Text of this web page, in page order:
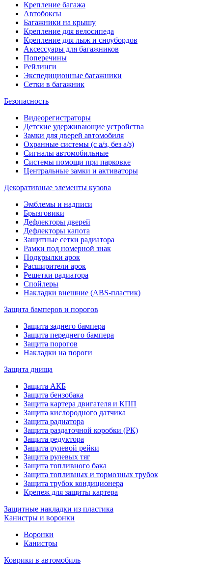
Крепление багажа
Автобоксы
Багажники на крышу
Крепление для велосипеда
Крепление для лыж и сноубордов
Аксессуары для багажников
Поперечины
Рейлинги
Экспедиционные багажники
Сетки в багажник
Безопасность
Видеорегистраторы
Детские удерживающие устройства
Замки для дверей автомобиля
Охранные системы (с а/з, без а/з)
Сигналы автомобильные
Системы помощи при парковке
Центральные замки и активаторы
Декоративные элементы кузова
Эмблемы и надписи
Брызговики
Дефлекторы дверей
Дефлекторы капота
Защитные сетки радиатора
Рамки под номерной знак
Подкрылки арок
Расширители арок
Решетки радиатора
Спойлеры
Накладки внешние (ABS-пластик)
Защита бамперов и порогов
Защита заднего бампера
Защита переднего бампера
Защита порогов
Накладки на пороги
Защита днища
Защита АКБ
Защита бензобака
Защита картера двигателя и КПП
Защита кислородного датчика
Защита радиатора
Защита раздаточной коробки (РК)
Защита редуктора
Защита рулевой рейки
Защита рулевых тяг
Защита топливного бака
Защита топливных и тормозных трубок
Защита трубок кондиционера
Крепеж для защиты картера
Защитные накладки из пластика
Канистры и воронки
Воронки
Канистры
Коврики в автомобиль